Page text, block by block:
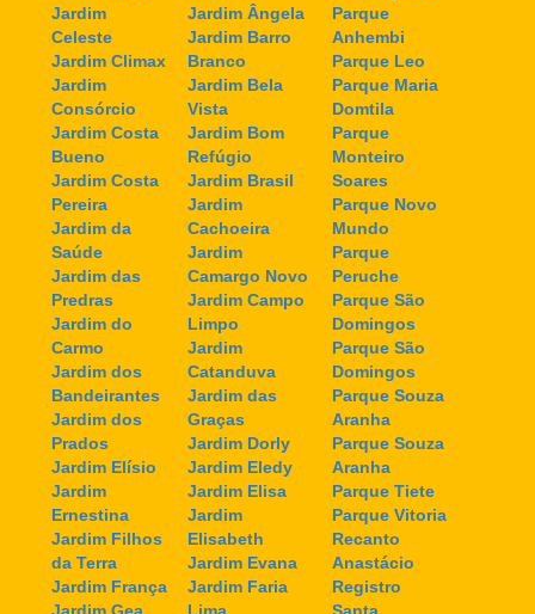
Jardim
Celeste
Jardim Climax
Jardim
Consórcio
Jardim Costa
Bueno
Jardim Costa
Pereira
Jardim da
Saúde
Jardim das
Predras
Jardim do
Carmo
Jardim dos
Bandeirantes
Jardim dos
Prados
Jardim Elísio
Jardim
Ernestina
Jardim Filhos
da Terra
Jardim França
Jardim Gea
Jardim Ângela
Jardim Barro
Branco
Jardim Bela
Vista
Jardim Bom
Refúgio
Jardim Brasil
Jardim
Cachoeira
Jardim
Camargo Novo
Jardim Campo
Limpo
Jardim
Catanduva
Jardim das
Graças
Jardim Dorly
Jardim Eledy
Jardim Elisa
Jardim
Elisabeth
Jardim Evana
Jardim Faria
Lima
Parque
Anhembi
Parque Leo
Parque Maria
Domtila
Parque
Monteiro
Soares
Parque Novo
Mundo
Parque
Peruche
Parque São
Domingos
Parque São
Domingos
Parque Souza
Aranha
Parque Souza
Aranha
Parque Tiete
Parque Vitoria
Recanto
Anastácio
Registro
Santa